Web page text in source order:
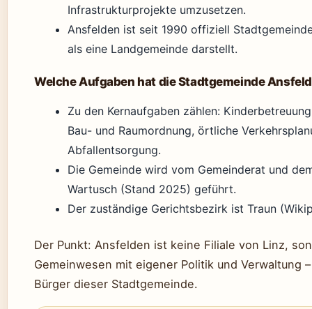
Infrastrukturprojekte umzusetzen.
Ansfelden ist seit 1990 offiziell
als eine Landgemeinde darstellt.
Welche Aufgaben hat die Stadtgemeinde
Zu den Kernaufgaben zählen:
Bau- und Raumordnung, örtliche
Abfallentsorgung.
Die Gemeinde wird vom Gemeinderat und
Wartusch (Stand 2025) geführt.
Der zuständige Gerichtsbezirk ist Traun
Der Punkt: Ansfelden ist keine Filiale von Linz,
Gemeinwesen mit eigener Politik und Verwaltung
Bürger dieser Stadtgemeinde.